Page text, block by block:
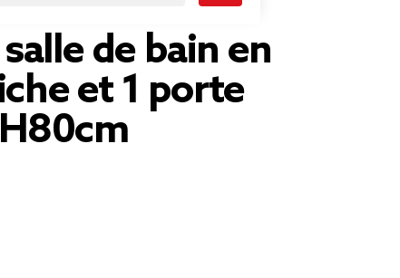
de bain en
et 1 porte